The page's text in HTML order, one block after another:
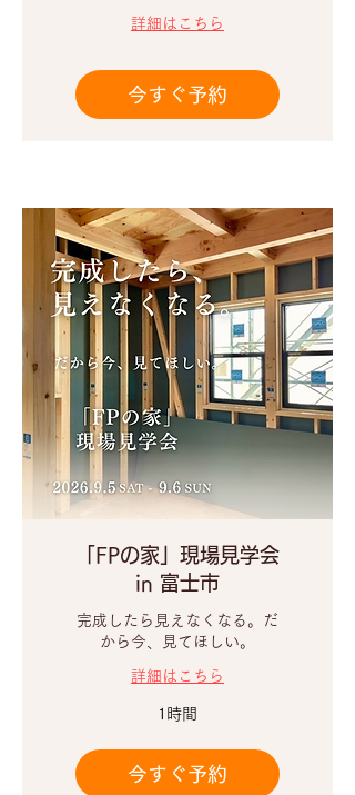
詳細はこちら
今すぐ予約
「FPの家」現場見学会
in 富士市
完成したら見えなくなる。だ
から今、見てほしい。
詳細はこちら
1時間
今すぐ予約